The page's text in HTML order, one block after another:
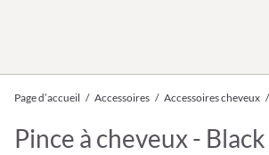
Page d’accueil / Accessoires / Accessoires cheveux /
Pince à cheveux - Black